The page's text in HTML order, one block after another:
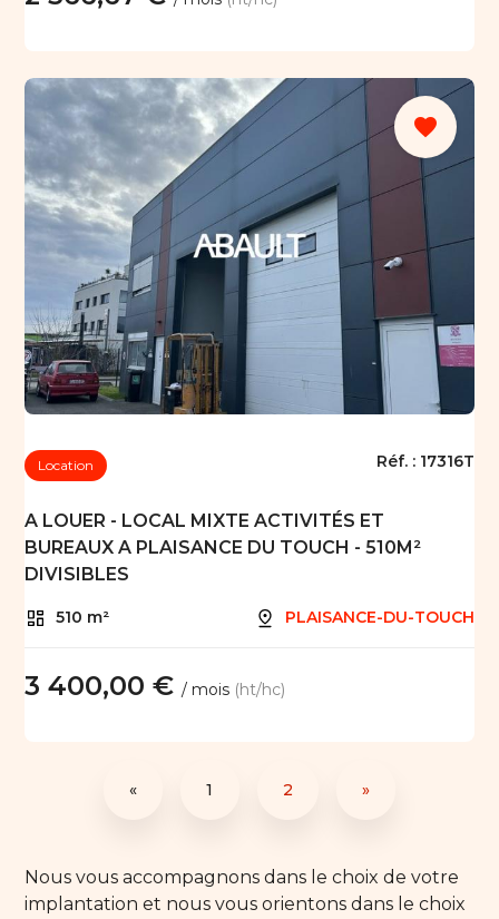
favorite
Location Réf. : 17316T
A LOUER - LOCAL MIXTE ACTIVITÉS ET
BUREAUX A PLAISANCE DU TOUCH - 510M²
DIVISIBLES
510 m² PLAISANCE-DU-TOUCH
3 400,00 €/ mois (ht/hc)
« 1 2 »
Nous vous accompagnons dans le choix de votre
implantation et nous vous orientons dans le choix